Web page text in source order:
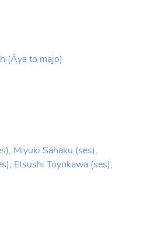
(Âya to majo)
Miyuki Sahaku (ses),
Etsushi Toyokawa (ses),